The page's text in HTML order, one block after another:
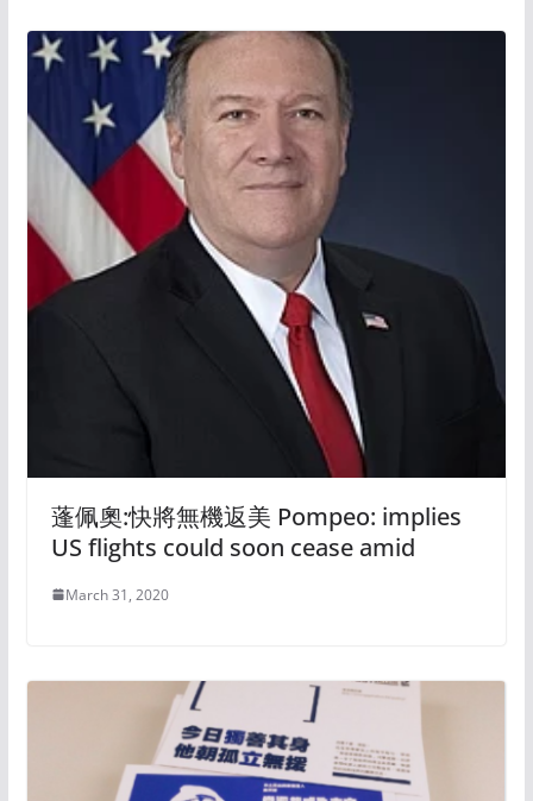
蓬佩奧:快將無機返美 Pompeo: implies
US flights could soon cease amid
March 31, 2020